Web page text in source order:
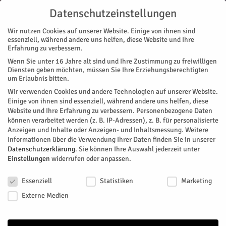
Start
« Alle Veranstaltungen
Diese Veranstaltung hat bereits stattgefunden.
52. Jülicher Weihnachtsmarkt
Datenschutzeinstellungen
Wir nutzen Cookies auf unserer Website. Einige von ihnen sind
essenziell, während andere uns helfen, diese Website und Ihre
Erfahrung zu verbessern.
Wenn Sie unter 16 Jahre alt sind und Ihre Zustimmung zu freiwilligen
Diensten geben möchten, müssen Sie Ihre Erziehungsberechtigten
um Erlaubnis bitten.
Wir verwenden Cookies und andere Technologien auf unserer Website.
Einige von ihnen sind essenziell, während andere uns helfen, diese
Website und Ihre Erfahrung zu verbessern. Personenbezogene Daten
können verarbeitet werden (z. B. IP-Adressen), z. B. für personalisierte
Anzeigen und Inhalte oder Anzeigen- und Inhaltsmessung. Weitere
Informationen über die Verwendung Ihrer Daten finden Sie in unserer
Datenschutzerklärung. Sie können Ihre Auswahl jederzeit unter
Einstellungen widerrufen oder anpassen.
Essenziell
Statistiken
Marketing
Externe Medien